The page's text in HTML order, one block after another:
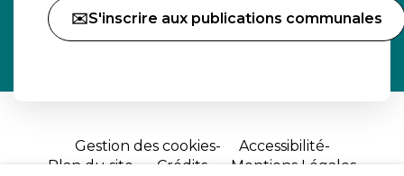
✉️S'inscrire aux publications communales
Gestion des cookies
Accessibilité
Plan du site
Crédits Mentions Légales